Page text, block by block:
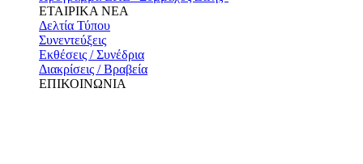
ΕΤΑΙΡΙΚΑ ΝΕΑ
Δελτία Τύπου
Συνεντεύξεις
Εκθέσεις / Συνέδρια
Διακρίσεις / Βραβεία
ΕΠΙΚΟΙΝΩΝΙΑ